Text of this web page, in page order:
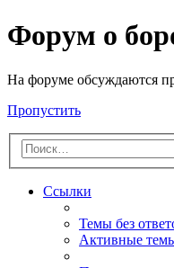
Форум о
На форуме обсуждаются
Пропустить
Ссылки
Темы без
Активные